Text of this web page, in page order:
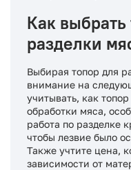
Как выбрать
разделки
Выбирая топор для
внимание на
учитывать, как
обработки мяса,
работа по разделке
чтобы лезвие было
Также учтите цена,
зависимости от